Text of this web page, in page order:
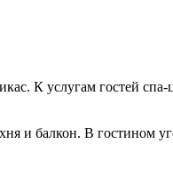
К услугам гостей
и балкон. В гостином